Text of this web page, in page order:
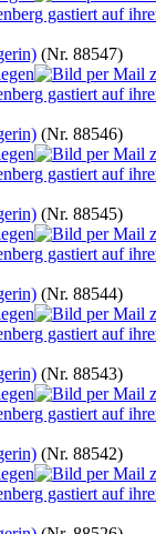
(Nr. 88547)
(Nr. 88546)
(Nr. 88545)
(Nr. 88544)
(Nr. 88543)
(Nr. 88542)